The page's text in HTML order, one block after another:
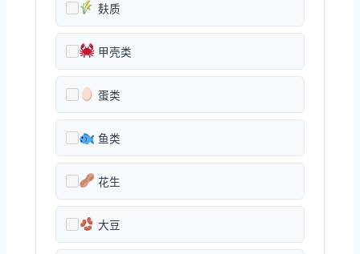
麸质
甲壳类
蛋类
鱼类
花生
大豆